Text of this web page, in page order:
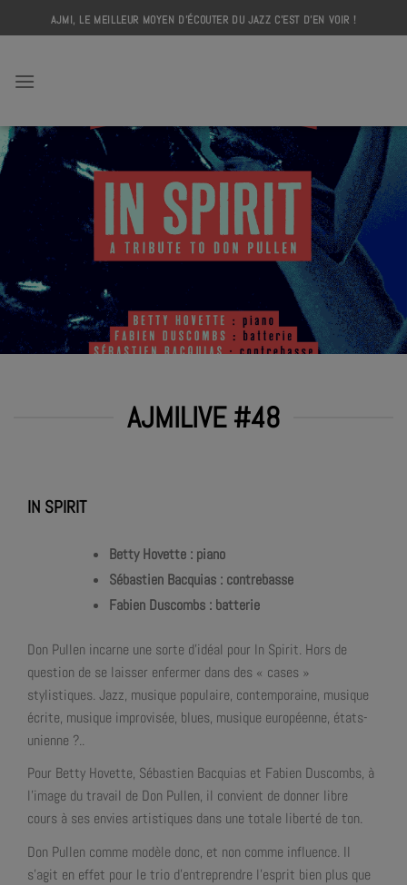
to
AJMI, LE MEILLEUR MOYEN D'ÉCOUTER DU JAZZ C'EST D'EN VOIR !
AJMILIVE #48
IN SPIRIT
Betty Hovette : piano
Sébastien Bacquias : contrebasse
Fabien Duscombs : batterie
Don Pullen incarne une sorte d’idéal pour In Spirit. Hors de
question de se laisser enfermer dans des « cases »
stylistiques. Jazz, musique populaire, contemporaine, musique
écrite, musique improvisée, blues, musique européenne, états-
unienne ?..
Pour Betty Hovette, Sébastien Bacquias et Fabien Duscombs, à
l’image du travail de Don Pullen, il convient de donner libre
cours à ses envies artistiques dans une totale liberté de ton.
Don Pullen comme modèle donc, et non comme influence. Il
s’agit en effet pour le trio d’entreprendre l’esprit bien plus que